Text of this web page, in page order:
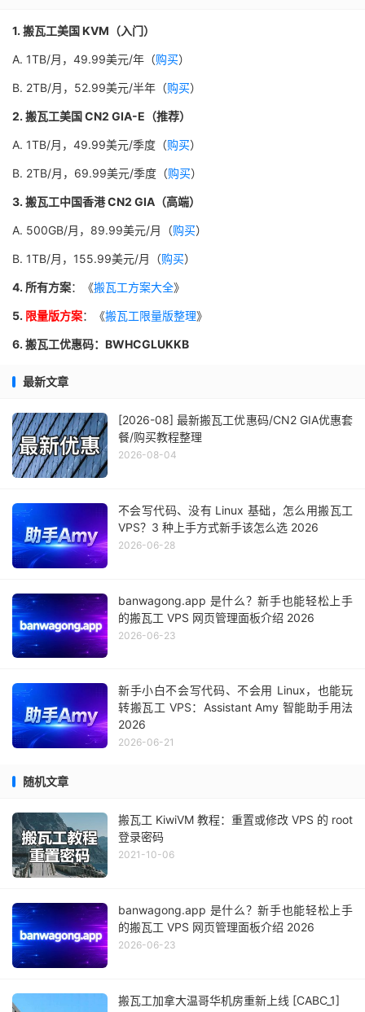
1. 搬瓦工美国 KVM（入门）
A. 1TB/月，49.99美元/年（购买）
B. 2TB/月，52.99美元/半年（购买）
2. 搬瓦工美国 CN2 GIA-E（推荐）
A. 1TB/月，49.99美元/季度（购买）
B. 2TB/月，69.99美元/季度（购买）
3. 搬瓦工中国香港 CN2 GIA（高端）
A. 500GB/月，89.99美元/月（购买）
B. 1TB/月，155.99美元/月（购买）
4. 所有方案：《搬瓦工方案大全》
5. 限量版方案：《搬瓦工限量版整理》
6. 搬瓦工优惠码：BWHCGLUKKB
最新文章
[2026-08] 最新搬瓦工优惠码/CN2 GIA优惠套
餐/购买教程整理
2026-08-04
不会写代码、没有 Linux 基础，怎么用搬瓦工
VPS？3 种上手方式新手该怎么选 2026
2026-06-28
banwagong.app 是什么？新手也能轻松上手
的搬瓦工 VPS 网页管理面板介绍 2026
2026-06-23
新手小白不会写代码、不会用 Linux，也能玩
转搬瓦工 VPS：Assistant Amy 智能助手用法
2026
2026-06-21
随机文章
搬瓦工 KiwiVM 教程：重置或修改 VPS 的 root
登录密码
2021-10-06
banwagong.app 是什么？新手也能轻松上手
的搬瓦工 VPS 网页管理面板介绍 2026
2026-06-23
搬瓦工加拿大温哥华机房重新上线 [CABC_1]